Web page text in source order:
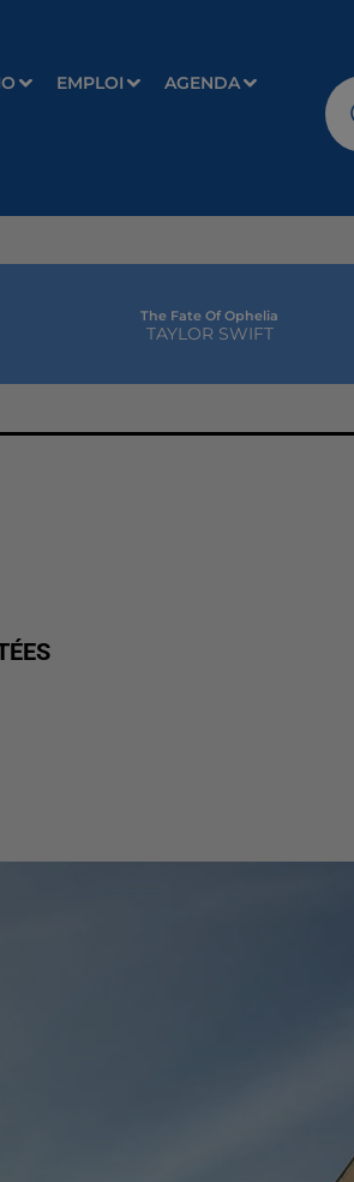
EMPLOI AGENDA
The Fate Of Ophelia
TAYLOR SWIFT